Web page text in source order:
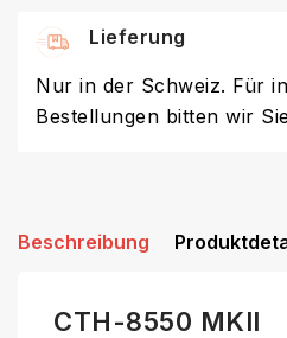
Lieferung
Nur in der Schweiz. Für
Bestellungen bitten wir
Beschreibung
CTH-8550 MKII